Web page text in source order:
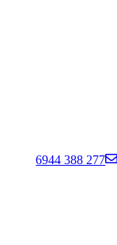
6944 388 277